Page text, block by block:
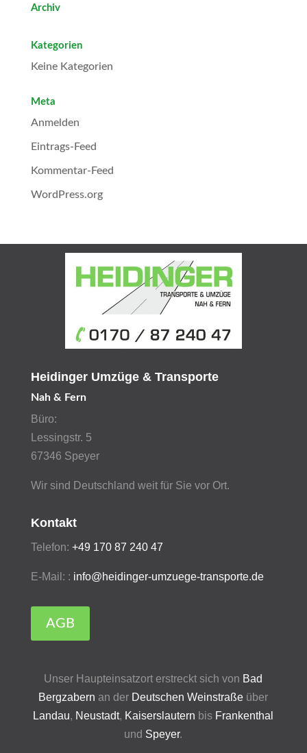
Archiv
Kategorien
Keine Kategorien
Meta
Anmelden
Eintrags-Feed
Kommentar-Feed
WordPress.org
Heidinger Umzüge & Transporte
Nah & Fern
Büro:
Lessingstr. 5
67346 Speyer
Wir sind Deutschland weit für Sie vor Ort.
Kontakt
Telefon: +49 170 87 240 47
E-Mail: : info@heidinger-umzuege-transporte.de
AGB
Unser Haupteinsatzort erstreckt sich von Bad
Bergzabern an der Deutschen Weinstraße über
Landau, Neustadt, Kaiserslautern bis Frankenthal
und Speyer.